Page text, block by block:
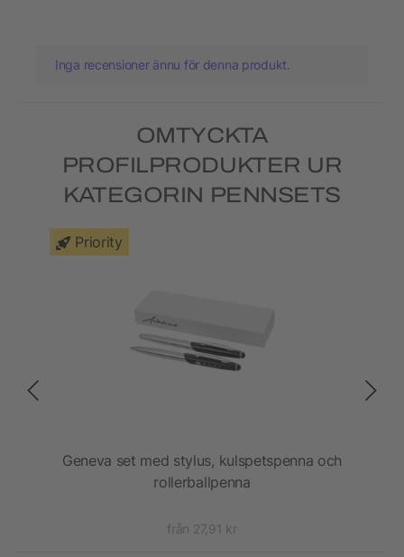
Inga recensioner ännu för denna produkt.
OMTYCKTA
PROFILPRODUKTER UR
KATEGORIN PENNSETS
Priority
Geneva set med stylus, kulspetspenna och
rollerballpenna
från 27,91 kr